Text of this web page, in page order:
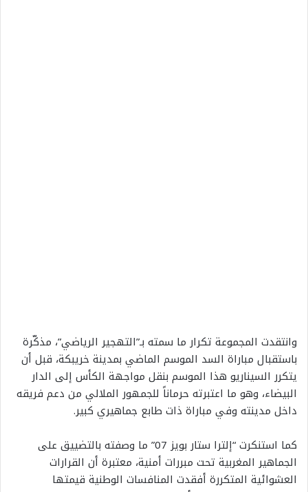
وانتقدت المجموعة تكرار ما سمته بـ”التهجير الرياضي”، مذكّرة
باستقبال مباراة السد الموسم الماضي بمدينة خريبكة، قبل أن
يتكرر السيناريو هذا الموسم بنقل مواجهة الكأس إلى الدار
البيضاء، وهو ما اعتبرته حرماناً للجمهور الملالي من دعم فريقه
داخل مدينته وفي مباراة ذات طابع جماهيري كبير.
كما استنكرت “إلترا ستار بويز 07” ما وصفته بالتضييق على
الجماهير المغربية تحت مبررات أمنية، معتبرة أن القرارات
العشوائية المتكررة أفقدت المنافسات الوطنية قيمتها